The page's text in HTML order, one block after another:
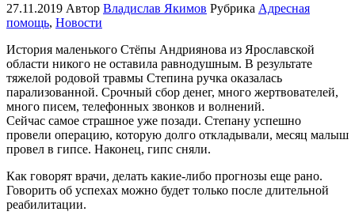
27.11.2019 Автор Владислав Якимов Рубрика Адресная
помощь, Новости
История маленького Стёпы Андриянова из Ярославской
области никого не оставила равнодушным. В результате
тяжелой родовой травмы Степина ручка оказалась
парализованной. Срочный сбор денег, много жертвователей,
много писем, телефонных звонков и волнений.
Сейчас самое страшное уже позади. Степану успешно
провели операцию, которую долго откладывали, месяц малыш
провел в гипсе. Наконец, гипс сняли.
Как говорят врачи, делать какие-либо прогнозы еще рано.
Говорить об успехах можно будет только после длительной
реабилитации.